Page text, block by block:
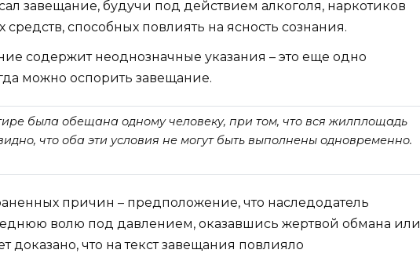
завещание, будучи под действием алкоголя, наркотиков
способных повлиять на ясность сознания.
содержит неоднозначные указания – это еще одно
можно оспорить завещание.
была обещана одному человеку, при том, что вся жилплощадь
что оба эти условия не могут быть выполнены одновременно.
причин – предположение, что наследодатель
волю под давлением, оказавшись жертвой обмана или
доказано, что на текст завещания повлияло